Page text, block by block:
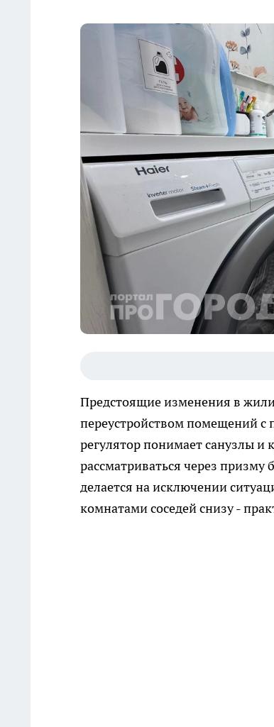
Предстоящие изменения в
переустройством помещений
регулятор понимает санузлы
рассматриваться через призму
делается на исключении
комнатами соседей снизу -